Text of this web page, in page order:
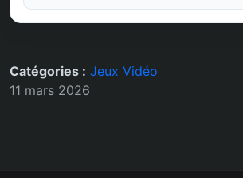
Catégories : Jeux Vidéo
11 mars 2026